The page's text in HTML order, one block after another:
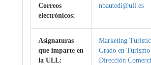
Correos
electrónicos:
nbautedi@ull.es
Asignaturas
que imparte en
la ULL:
Marketing
Grado en
Dirección